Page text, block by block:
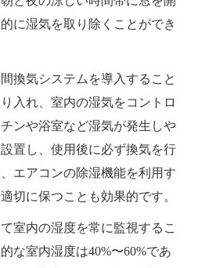
に湿気を取り除くことができ
換気システムを導入すること
入れ、室内の湿気をコントロ
ンや浴室など湿気が発生しや
置し、使用後に必ず換気を行
エアコンの除湿機能を利用す
切に保つことも効果的です。
室内の湿度を常に監視するこ
な室内湿度は40%〜60%であ